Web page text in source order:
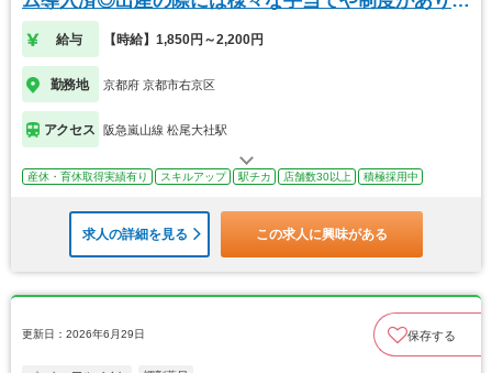
す
給与 【時給】1,850円～2,200円
勤務地 京都府 京都市右京区
アクセス 阪急嵐山線 松尾大社駅
産休・育休取得実績有り スキルアップ 駅チカ 店舗数30以上 積極採用中
求人の詳細を見る この求人に興味がある
更新日：2026年6月29日 保存する